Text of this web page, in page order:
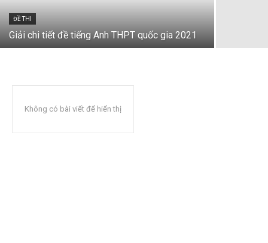
ĐỀ THI
Giải chi tiết đề tiếng Anh THPT quốc gia 2021
Không có bài viết để hiển thị